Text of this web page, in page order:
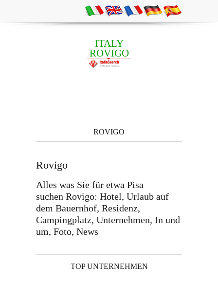
ITALY
ROVIGO
ROVIGO
Rovigo
Alles was Sie für etwa Pisa
suchen Rovigo: Hotel, Urlaub auf
dem Bauernhof, Residenz,
Campingplatz, Unternehmen, In und
um, Foto, News
TOP UNTERNEHMEN